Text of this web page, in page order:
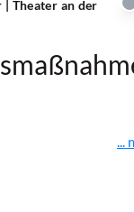
| Theater an der
...